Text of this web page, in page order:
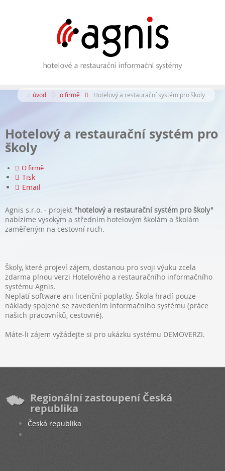
úvod o firmě Hotelový a restaurační systém pro školy
Hotelový a restaurační systém pro
školy
O firmě
Tisk
Email
Agnis s.r.o. - projekt "hotelový a restaurační systém pro školy"
nabízíme vysokým a středním hotelovým školám a školám
zaměřeným na cestovní ruch.
Školy, které projeví zájem, dostanou pro svoji výuku zcela
zdarma plnou verzi Hotelového a restauračního informačního
systému Agnis.
Neplatí software ani licenční poplatky. Škola hradí pouze
náklady spojené se zavedením informačního systému (práce
našich pracovníků, cestovné).
Máte-li zájem vyžádejte si pro ukázku systému DEMOVERZI.
Regionální zastoupení Česká
republika
Česká republika